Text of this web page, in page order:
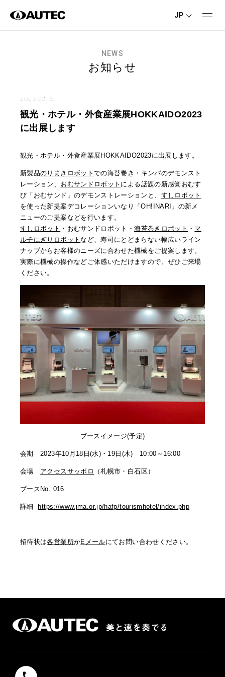
JP
NEWS
お知らせ
2023.09.15
観光・ホテル・外食産業展HOKKAIDO2023
に出展します
観光・ホテル・外食産業展HOKKAIDO2023に出展します。
新製品のりまきロボット での海苔巻き・キンパのデモンスト
レーション、 おむサンドロボット による話題の新感覚おむす
び「おむサンド」のデモンストレーションと、 すしロボット
を使った新提案デコレーションいなり「OH!INARI」の新メ
ニューのご提案などを行います。
すしロボット ・おむサンドロボット・海苔巻きロボット ・ マ
ルチにぎりロボットなど、寿司にとどまらない幅広いライン
ナップからお客様のニーズに合わせた機械をご提案します。
実際に機械の操作などご体感いただけますので、ぜひご来場
ください。
ブースイメージ(予定)
会期 2023年10月18日(水)・19日(木) 10:00～16:00
会場 アクセスサッポロ （札幌市・白石区）
ブースNo. 016
詳細 https://www.jma.or.jp/hafp/tourismhotel/index.php
招待状は各営業所かEメールにてお問い合わせください。